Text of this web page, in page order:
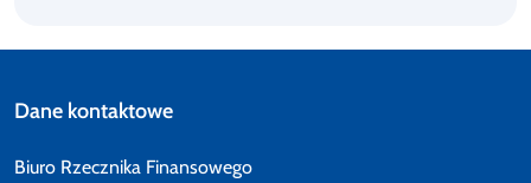
Dane kontaktowe
Biuro Rzecznika Finansowego